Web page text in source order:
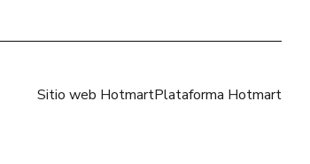
Sitio web HotmartPlataforma Hotmart